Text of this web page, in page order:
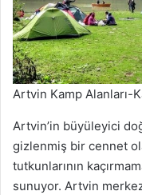
Artvin Kamp Alanları-
Artvin’in büyüleyici
gizlenmiş bir cennet
tutkunlarının
sunuyor. Artvin